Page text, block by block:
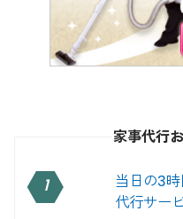
家事代行
1
当日の3
代行サー